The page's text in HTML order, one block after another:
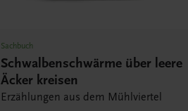
Sachbuch
Schwalbenschwärme über leere
Äcker kreisen
Erzählungen aus dem Mühlviertel